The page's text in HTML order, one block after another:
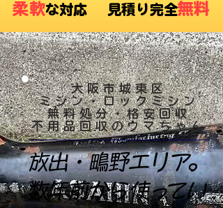
柔軟な対応 ​見積り完全無料
大阪市城東区
ミシン・ロックミシン
無料処分・格安回収
​不用品回収のウマちゃん
放出・鴫野エリア。
数年前から使ってい